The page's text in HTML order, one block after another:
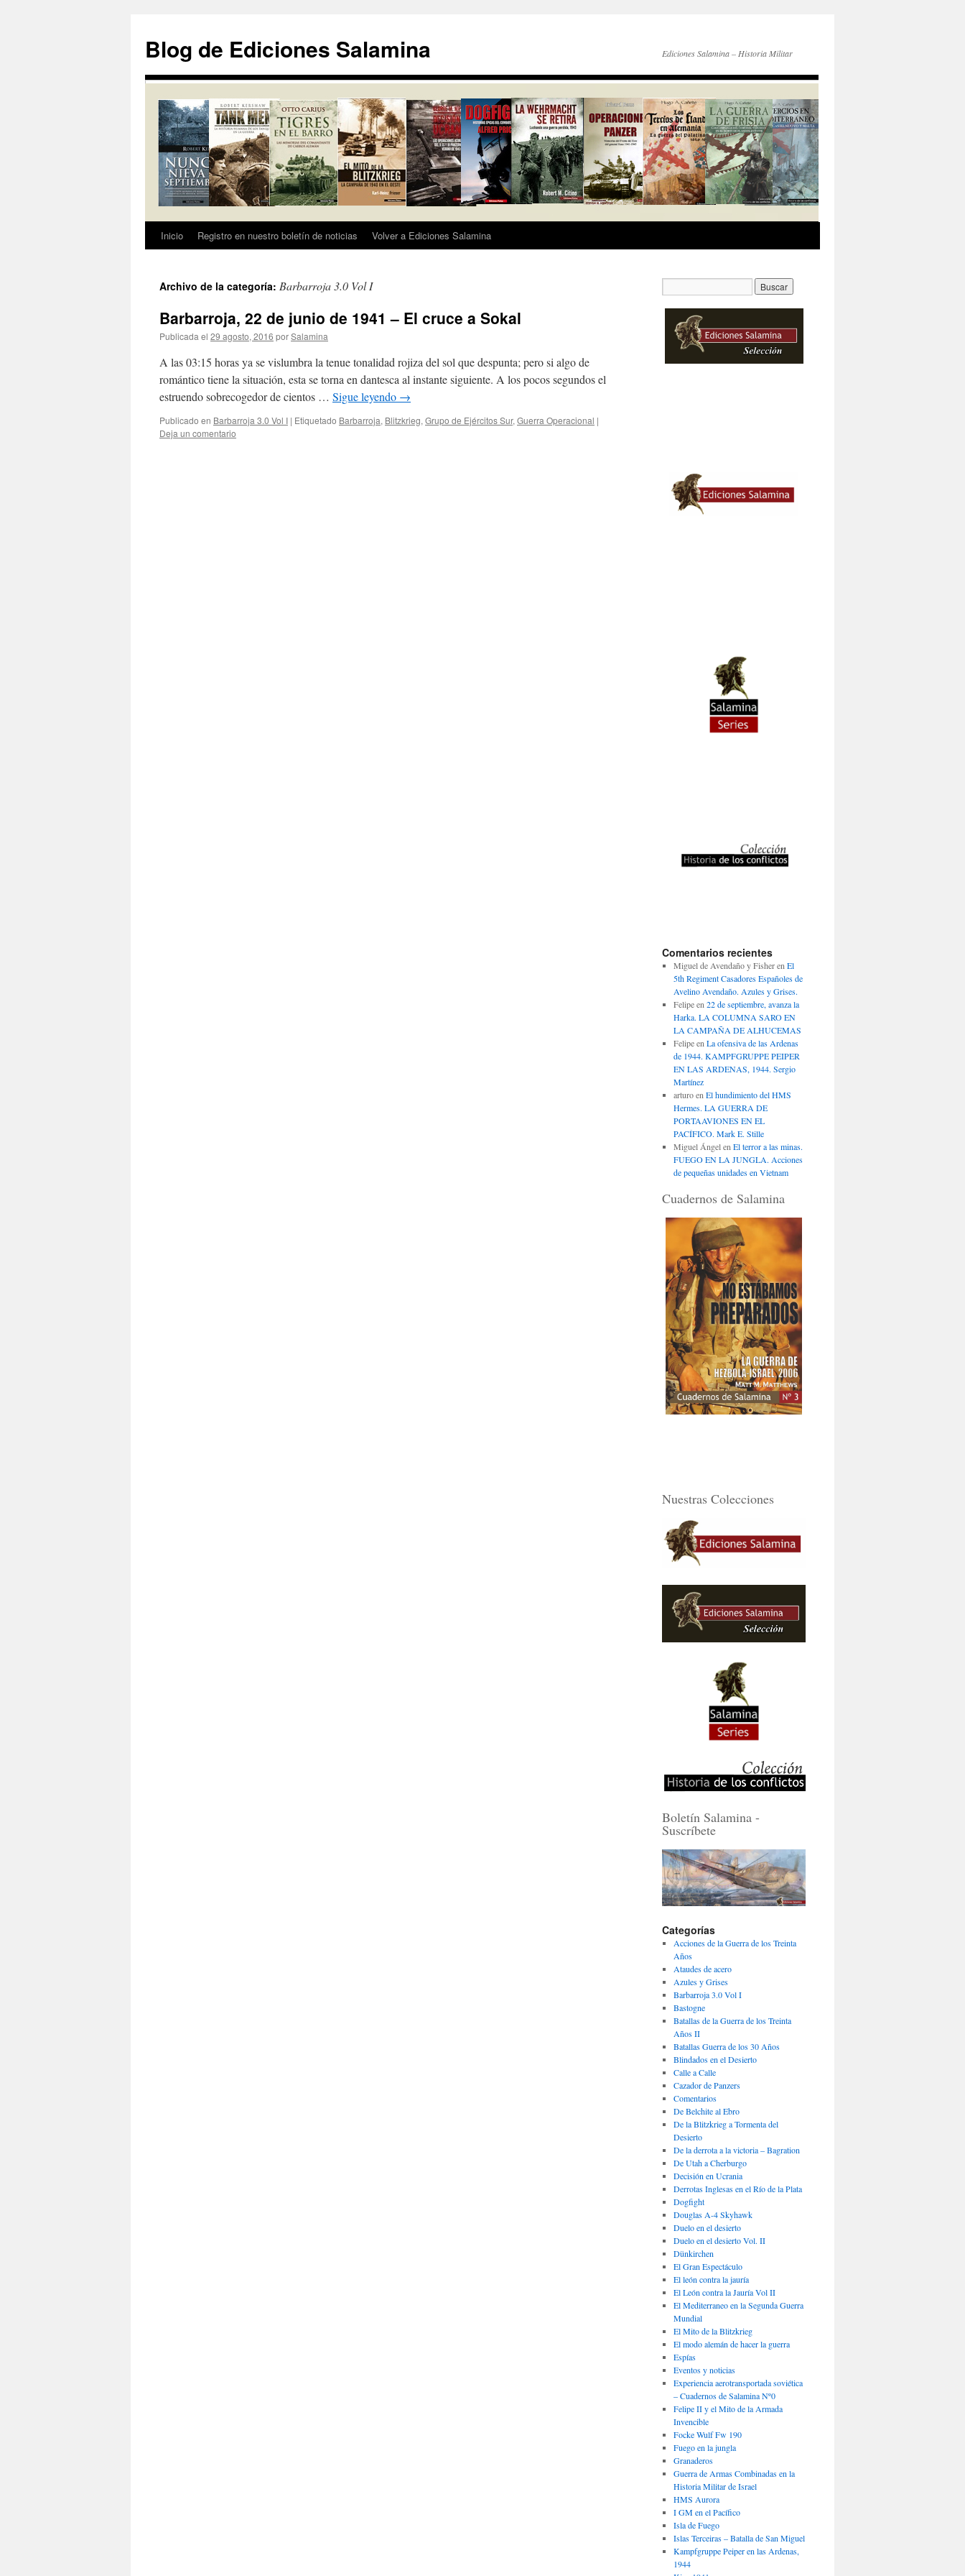
contenido
Blog de Ediciones Salamina Ediciones Salamina – Historia Militar
Inicio Registro en nuestro boletín de noticias Volver a Ediciones Salamina
Archivo de la categoría: Barbarroja 3.0 Vol I
Barbarroja, 22 de junio de 1941 – El cruce a Sokal
Publicada el 29 agosto, 2016 porSalamina
A las 03:15 horas ya se vislumbra la tenue tonalidad rojiza del sol que despunta; pero si algo de
romántico tiene la situación, esta se torna en dantesca al instante siguiente. A los pocos segundos el
estruendo sobrecogedor de cientos … Sigue leyendo →
Publicado en Barbarroja 3.0 Vol I | Etiquetado Barbarroja, Blitzkrieg, Grupo de Ejércitos Sur, Guerra Operacional |
Deja un comentario
Comentarios recientes
Miguel de Avendaño y Fisheren El
5th Regiment Casadores Españoles de
Avelino Avendaño. Azules y Grises.
Felipeen 22 de septiembre, avanza la
Harka. LA COLUMNA SARO EN
LA CAMPAÑA DE ALHUCEMAS
Felipeen La ofensiva de las Ardenas
de 1944. KAMPFGRUPPE PEIPER
EN LAS ARDENAS, 1944. Sergio
Martínez
arturoen El hundimiento del HMS
Hermes. LA GUERRA DE
PORTAAVIONES EN EL
PACÍFICO. Mark E. Stille
Miguel Ángelen El terror a las minas.
FUEGO EN LA JUNGLA. Acciones
de pequeñas unidades en Vietnam
Cuadernos de Salamina
Nuestras Colecciones
Boletín Salamina -
Suscríbete
Categorías
Acciones de la Guerra de los Treinta
Años
Ataudes de acero
Azules y Grises
Barbarroja 3.0 Vol I
Bastogne
Batallas de la Guerra de los Treinta
Años II
Batallas Guerra de los 30 Años
Blindados en el Desierto
Calle a Calle
Cazador de Panzers
Comentarios
De Belchite al Ebro
De la Blitzkrieg a Tormenta del
Desierto
De la derrota a la victoria – Bagration
De Utah a Cherburgo
Decisión en Ucrania
Derrotas Inglesas en el Río de la Plata
Dogfight
Douglas A-4 Skyhawk
Duelo en el desierto
Duelo en el desierto Vol. II
Dünkirchen
El Gran Espectáculo
El león contra la jauría
El León contra la Jauría Vol II
El Mediterraneo en la Segunda Guerra
Mundial
El Mito de la Blitzkrieg
El modo alemán de hacer la guerra
Espías
Eventos y noticias
Experiencia aerotransportada soviética
– Cuadernos de Salamina Nº0
Felipe II y el Mito de la Armada
Invencible
Focke Wulf Fw 190
Fuego en la jungla
Granaderos
Guerra de Armas Combinadas en la
Historia Militar de Israel
HMS Aurora
I GM en el Pacífico
Isla de Fuego
Islas Terceiras – Batalla de San Miguel
Kampfgruppe Peiper en las Ardenas,
1944